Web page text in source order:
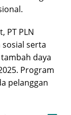
PT PLN
serta
daya
Program
pelanggan